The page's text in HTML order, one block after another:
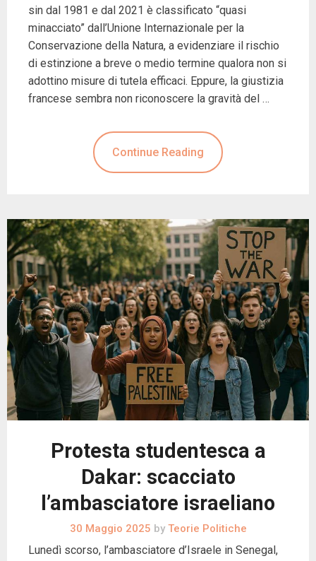
sin dal 1981 e dal 2021 è classificato “quasi
minacciato” dall’Unione Internazionale per la
Conservazione della Natura, a evidenziare il rischio
di estinzione a breve o medio termine qualora non si
adottino misure di tutela efficaci. Eppure, la giustizia
francese sembra non riconoscere la gravità del …
Continue Reading
Protesta studentesca a
Dakar: scacciato
l’ambasciatore israeliano
30 Maggio 2025 byTeorie Politiche
Lunedì scorso, l’ambasciatore d’Israele in Senegal,